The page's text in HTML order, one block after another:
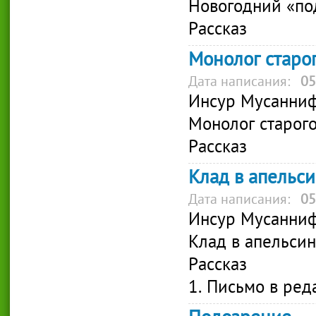
Новогодний
Рассказ
Монолог
Дата написания:
Инсур
Монолог
Рассказ
Клад в
Дата написания:
Инсур
Клад в
Рассказ
1. Письмо в